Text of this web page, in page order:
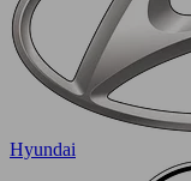
Hyundai